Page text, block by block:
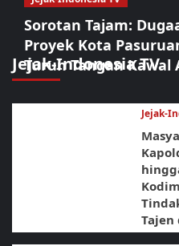
Jejak-Indonesia TV
Sorotan Tajam:
Proyek Kota
Turun Tangan Kawal
Jejak-
Tajen